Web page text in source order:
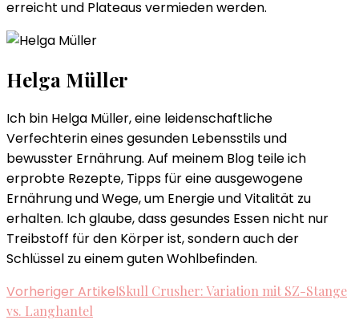
erreicht und Plateaus vermieden werden.
Helga Müller
Ich bin Helga Müller, eine leidenschaftliche
Verfechterin eines gesunden Lebensstils und
bewusster Ernährung. Auf meinem Blog teile ich
erprobte Rezepte, Tipps für eine ausgewogene
Ernährung und Wege, um Energie und Vitalität zu
erhalten. Ich glaube, dass gesundes Essen nicht nur
Treibstoff für den Körper ist, sondern auch der
Schlüssel zu einem guten Wohlbefinden.
Beitragsnavigation
Vorheriger ArtikelSkull Crusher: Variation mit SZ-Stange
vs. Langhantel